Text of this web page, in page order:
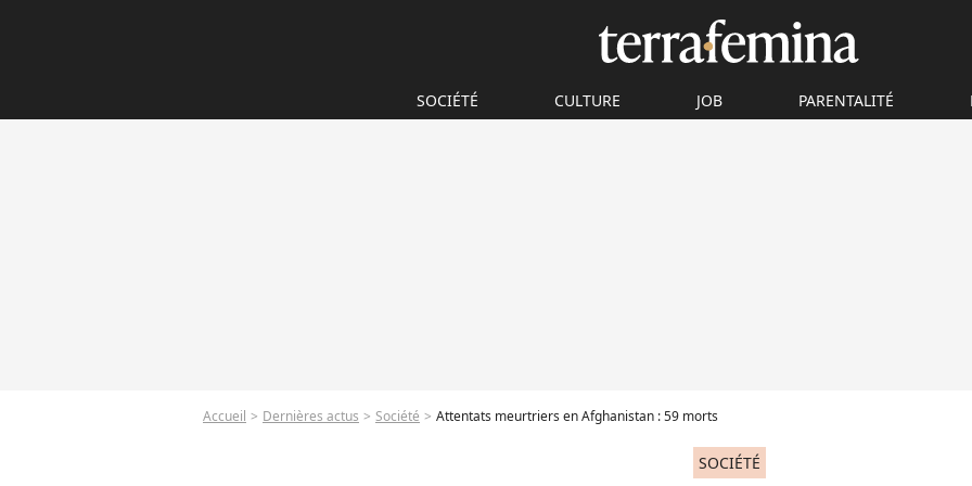
SOCIÉTÉ CULTURE JOB PARENTALITÉ
Accueil Dernières actus Société Attentats meurtriers en Afghanistan : 59 morts
SOCIÉTÉ